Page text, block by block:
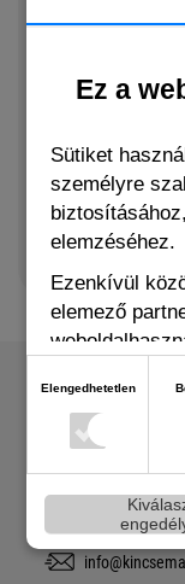
Ez a
Sütiket
személyre
elemzéséhez.
Ezenkívül
elemező
amelyeket Ön
által használt
Elengedhetetlen
Rendelhető
765 Ft
ELÉRHETŐSÉG
Ügyfélszolgálat: